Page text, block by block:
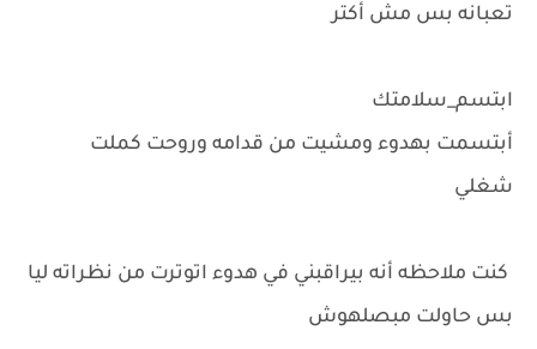
تعبانه بس مش أكتر
ابتسم_سلامتك
أبتسمت بهدوء ومشيت من قدامه وروحت كملت
شغلي
كنت ملاحظه أنه بيراقبني في هدوء اتوترت من نظراته ليا
بس حاولت مبصلهوش